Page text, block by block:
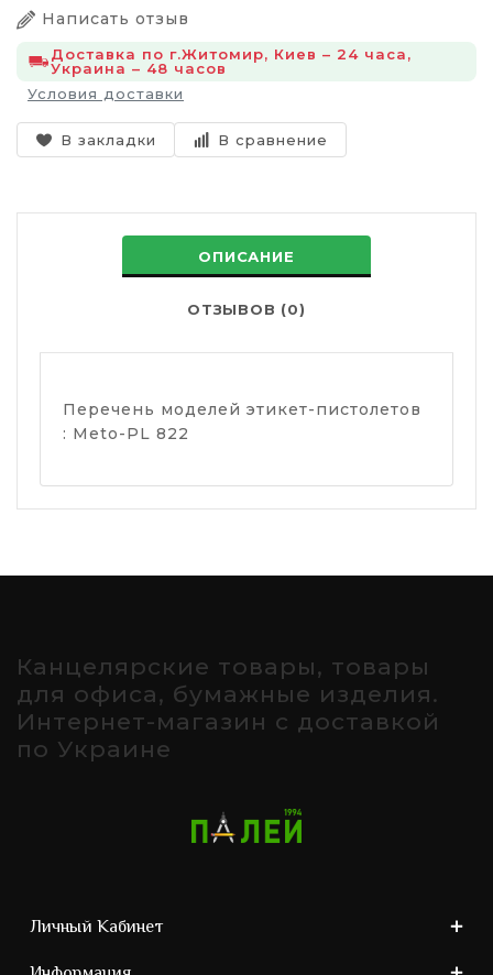
Написать отзыв
Доставка по г.Житомир, Киев – 24 часа,
Украина – 48 часов
Условия доставки
В закладки В сравнение
ОПИСАНИЕ
ОТЗЫВОВ (0)
Перечень моделей этикет-пистолетов
: Mеto-PL 822
Канцелярские товары, товары
для офиса, бумажные изделия.
Интернет-магазин с доставкой
по Украине
Личный Кабинет